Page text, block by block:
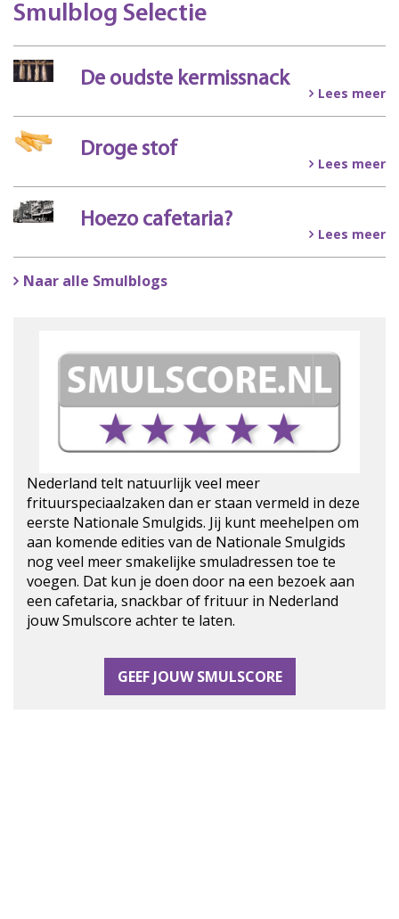
Smulblog Selectie
De oudste kermissnack
Lees meer
Droge stof
Lees meer
Hoezo cafetaria?
Lees meer
Naar alle Smulblogs
Nederland telt natuurlijk veel meer
frituurspeciaalzaken dan er staan vermeld in deze
eerste Nationale Smulgids. Jij kunt meehelpen om
aan komende edities van de Nationale Smulgids
nog veel meer smakelijke smuladressen toe te
voegen. Dat kun je doen door na een bezoek aan
een cafetaria, snackbar of frituur in Nederland
jouw Smulscore achter te laten.
GEEF JOUW SMULSCORE